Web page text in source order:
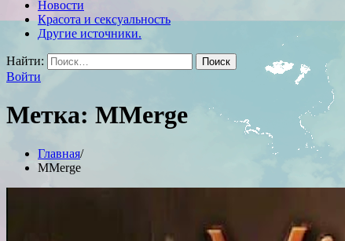
Новости
Красота и сексуальность
Другие источники.
Найти:
Войти
Метка: MMerge
Главная
MMerge